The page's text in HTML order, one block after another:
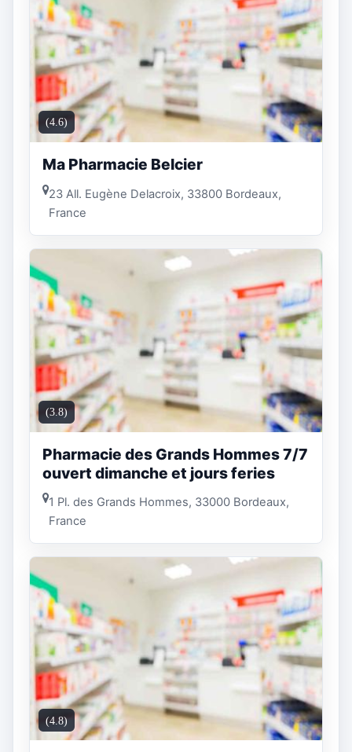
(4.6)
Ma Pharmacie Belcier
23 All. Eugène Delacroix, 33800 Bordeaux,
France
(3.8)
Pharmacie des Grands Hommes 7/7
ouvert dimanche et jours feries
1 Pl. des Grands Hommes, 33000 Bordeaux,
France
(4.8)